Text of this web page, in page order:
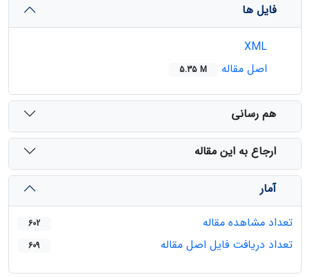
فایل ها
اصل مقاله
5.35 M
هم رسانی
ارجاع به این مقاله
آمار
تعداد مشاهده مقاله
602
تعداد دریافت فایل اصل مقاله 609